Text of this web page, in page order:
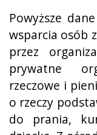
Powyższe
wsparcia osób
przez
prywatne
rzeczowe i
o rzeczy
do prania,